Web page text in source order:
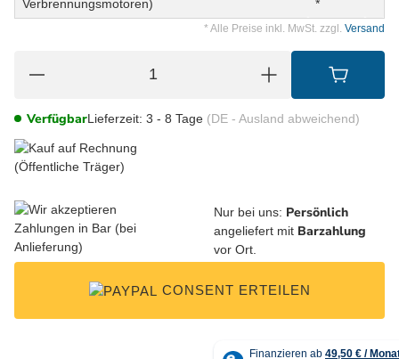
Verbrennungsmotoren)
*
* Alle Preise inkl. MwSt. zzgl. Versand
VerfügbarLieferzeit: 3 - 8 Tage (DE - Ausland abweichend)
Nur bei uns: Persönlich
angeliefert mit Barzahlung
vor Ort.
CONSENT ERTEILEN